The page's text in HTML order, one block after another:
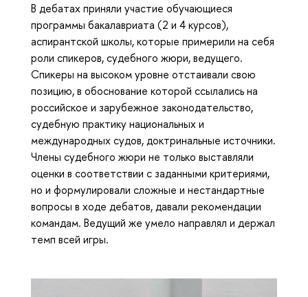
В дебатах приняли участие обучающиеся
программы бакалавриата (2 и 4 курсов),
аспирантской школы, которые примерили на себя
роли спикеров, судебного жюри, ведущего.
Спикеры на высоком уровне отстаивали свою
позицию, в обоснование которой ссылались на
российское и зарубежное законодательство,
судебную практику национальных и
международных судов, доктринальные источники.
Члены судебного жюри не только выставляли
оценки в соответствии с заданными критериями,
но и формулировали сложные и нестандартные
вопросы в ходе дебатов, давали рекомендации
командам. Ведущий же умело направлял и держал
темп всей игры.